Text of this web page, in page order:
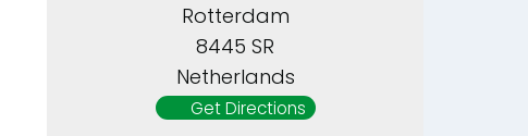
Rotterdam
8445 SR
Netherlands
Get Directions